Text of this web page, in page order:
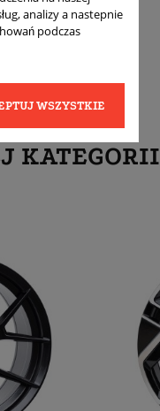
KATEGORII
analizy a nastepnie
podczas
WSZYSTKIE